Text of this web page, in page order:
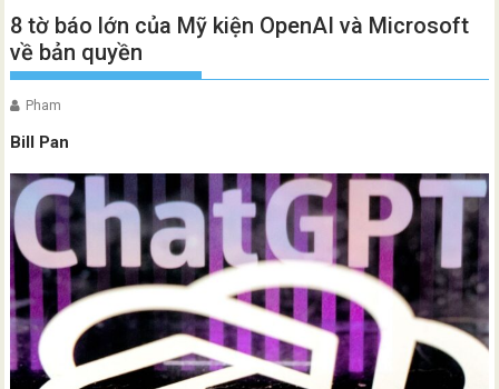
8 tờ báo lớn của Mỹ kiện OpenAI và Microsoft
về bản quyền
Pham
Bill Pan